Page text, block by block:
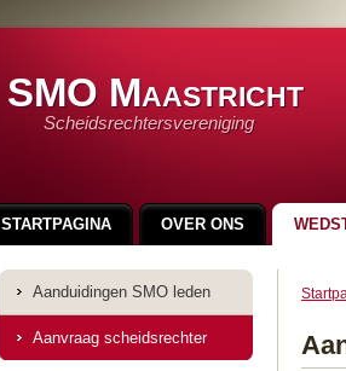
SMO Maastricht
Scheidsrechtersvereniging
Aanduidingen SMO leden
Aanvraag scheidsrechter
STARTPAGINA OVER ONS
LINKS INSCHRIJFFORMULIER